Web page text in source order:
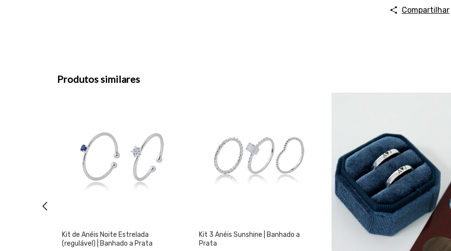
Compartilhar
Produtos similares
Kit de Anéis Noite Estrelada
(regulável) | Banhado a Prata
Kit 3 Anéis Sunshine | Banhado a
Prata